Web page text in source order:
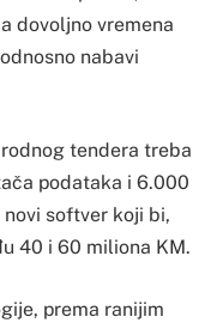
dovoljno vremena
nabavi
tendera treba
podataka i 6.000
softver koji bi,
40 i 60 miliona KM.
prema ranijim